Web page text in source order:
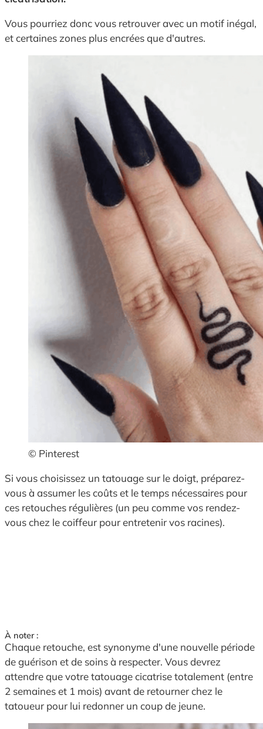
Vous pourriez donc vous retrouver avec un motif inégal,
et certaines zones plus encrées que d'autres.
© Pinterest
Si vous choisissez un tatouage sur le doigt, préparez-
vous à assumer les coûts et le temps nécessaires pour
ces retouches régulières (un peu comme vos rendez-
vous chez le coiffeur pour entretenir vos racines).
À noter :
Chaque retouche, est synonyme d'une nouvelle période
de guérison et de soins à respecter. Vous devrez
attendre que votre tatouage cicatrise totalement (entre
2 semaines et 1 mois) avant de retourner chez le
tatoueur pour lui redonner un coup de jeune.